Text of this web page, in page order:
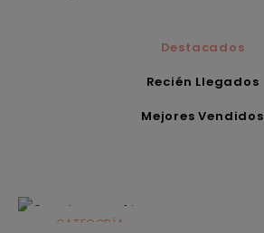
Destacados
Recién Llegados
Mejores Vendidos
CATEGORÍA